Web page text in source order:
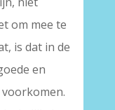
om mee te
is dat in de
en